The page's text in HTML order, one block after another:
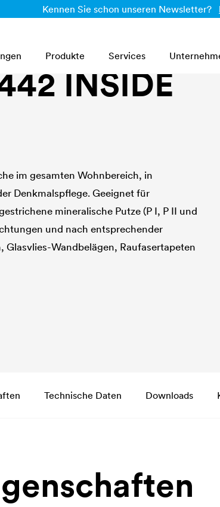
Kennen Sie schon unseren Newsletter?
Produkte Services
INSIDE
im gesamten Wohnbereich, in
Denkmalspflege. Geeignet für
mineralische Putze ­(P I, P II und
und nach entsprechender
Wandbelägen, Raufasertapeten
Technische Daten Downloads